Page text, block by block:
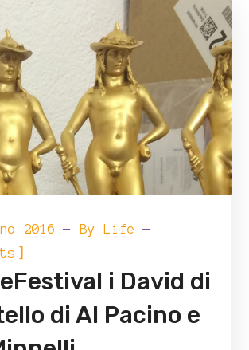
2016 ByLife
]
i David di
di Al Pacino e